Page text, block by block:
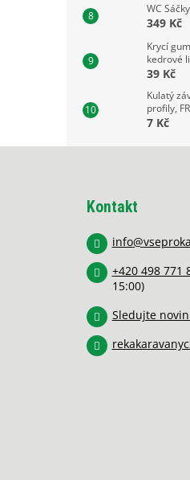
WC
349 Kč
Krycí
kedrové
39 Kč
Kulatý
profily,
7 Kč
Kontakt
info@
+420 498 771
15:00)
Sledujte